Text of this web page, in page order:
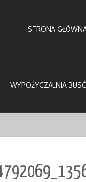
STRONA
WYPOŻYCZALNIA